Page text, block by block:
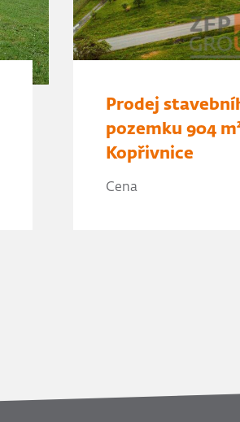
Prodej
pozemku 904
Kopřivnice
Cena